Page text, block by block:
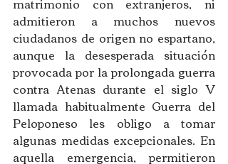
admitieron a muchos nuevos
ciudadanos de origen no espartano,
aunque la desesperada situación
provocada por la prolongada guerra
contra Atenas durante el siglo V
llamada habitualmente Guerra del
Peloponeso les obligo a tomar
algunas medidas excepcionales. En
aquella emergencia, permitieron